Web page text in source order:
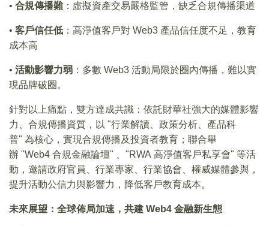
• 合規傳播難：虛擬資產交易嚴格監管，缺乏合規傳播渠道
• 客戶信任低 ：高淨值客戶對 Web3 產品信任度不足，教育
成本高
• 活動影響力弱 ：多數 Web3 活動局限於圈內傳播，難以實
現品牌破圈。
針對以上痛點，雙方達成共識：依託財華社強大的媒體影響
力、合規傳播資質，以 "行業解讀、政策分析、產品科
普" 為核心，實現合規傳播及投資者教育；聯合舉
辦 "Web4 合規金融論壇" 、"RWA 高淨值客戶私享會" 等活
動，邀請政府官員、行業專家、行業協會、權威媒體參與，
提升活動公信力與影響力，降低客戶教育成本。
未來展望：全球佈局加速，共建 Web4 金融新生態